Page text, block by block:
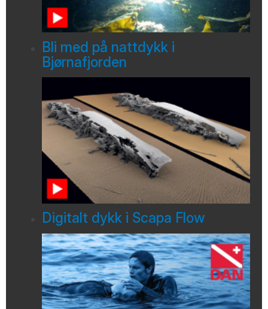
Bli med på nattdykk i
Bjørnafjorden
Digitalt dykk i Scapa Flow